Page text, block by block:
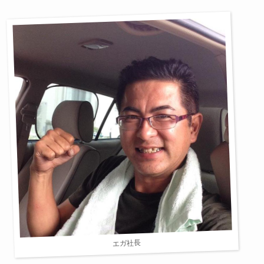
エガ社長